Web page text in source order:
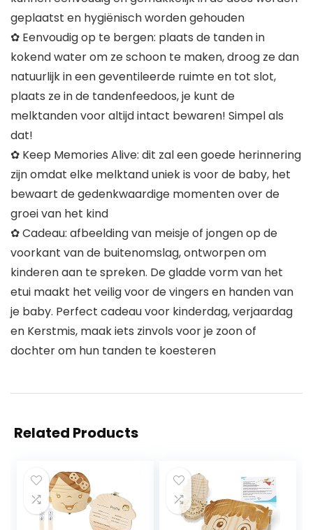
geplaatst en hygiënisch worden gehouden
✿ Eenvoudig op te bergen: plaats de tanden in
kokend water om ze schoon te maken, droog ze dan
natuurlijk in een geventileerde ruimte en tot slot,
plaats ze in de tandenfeedoos, je kunt de
melktanden voor altijd intact bewaren! Simpel als
dat!
✿ Keep Memories Alive: dit zal een goede herinnering
zijn omdat elke melktand uniek is voor de baby, het
bewaart de gedenkwaardige momenten over de
groei van het kind
✿ Cadeau: afbeelding van meisje of jongen op de
voorkant van de buitenomslag, ontworpen om
kinderen aan te spreken. De gladde vorm van het
etui maakt het veilig voor de vingers en handen van
je baby. Perfect cadeau voor kinderdag, verjaardag
en Kerstmis, maak iets zinvols voor je zoon of
dochter om hun tanden te koesteren
Related Products